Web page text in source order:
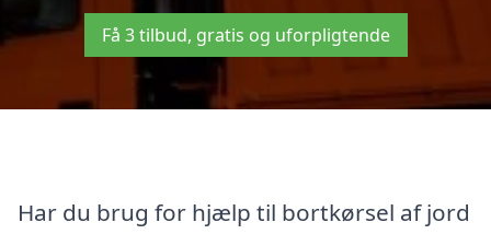
Få 3 tilbud, gratis og uforpligtende
Har du brug for hjælp til bortkørsel af jord